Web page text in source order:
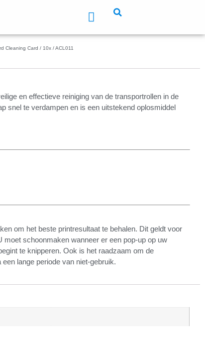
Cleaning Card / 10x / ACL011
en effectieve reiniging van de transportrollen in de
snel te verdampen en is een uitstekend oplosmiddel
om het beste printresultaat te behalen. Dit geldt voor
schoonmaken wanneer er een pop-up op uw
te knipperen. Ook is het raadzaam om de
lange periode van niet-gebruik.